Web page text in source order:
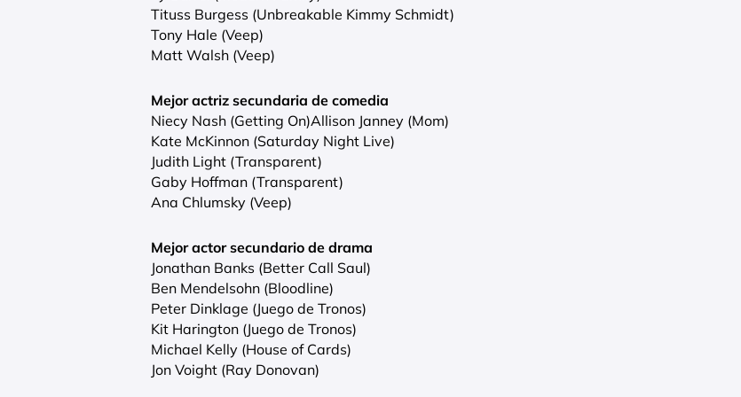
Tituss Burgess (Unbreakable Kimmy Schmidt)
Tony Hale (Veep)
Matt Walsh (Veep)
Mejor actriz secundaria de comedia
Niecy Nash (Getting On)Allison Janney (Mom)
Kate McKinnon (Saturday Night Live)
Judith Light (Transparent)
Gaby Hoffman (Transparent)
Ana Chlumsky (Veep)
Mejor actor secundario de drama
Jonathan Banks (Better Call Saul)
Ben Mendelsohn (Bloodline)
Peter Dinklage (Juego de Tronos)
Kit Harington (Juego de Tronos)
Michael Kelly (House of Cards)
Jon Voight (Ray Donovan)